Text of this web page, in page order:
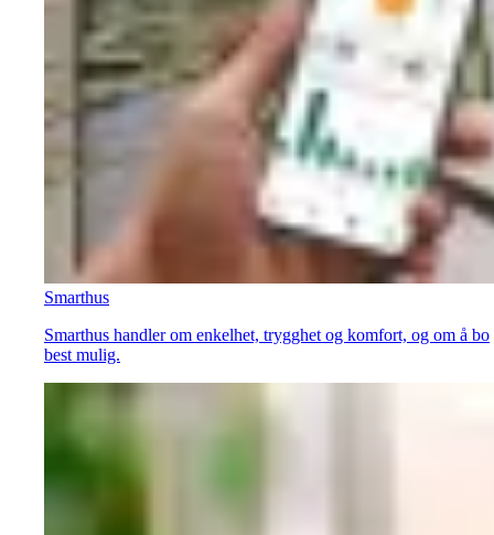
Smarthus
Smarthus handler om enkelhet, trygghet og komfort, og om å bo
best mulig.